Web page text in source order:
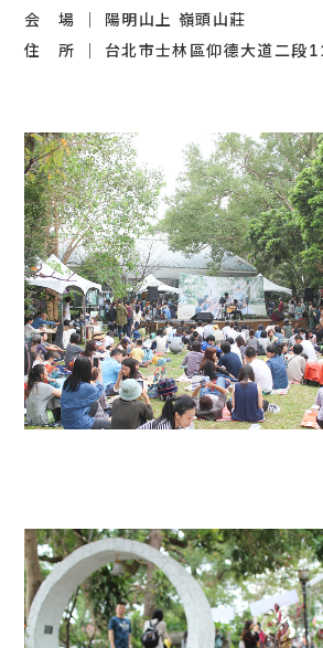
会 場 ｜ 陽明山上 嶺頭山莊
住 所 ｜ 台北市士林區仰德大道二段